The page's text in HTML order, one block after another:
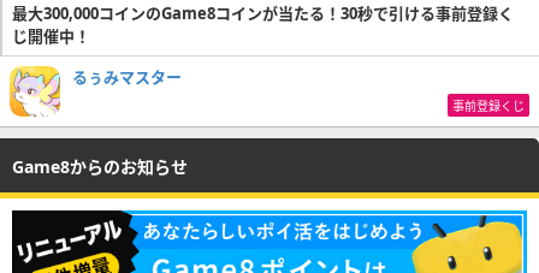
最大300,000コインのGame8コインが当たる！30秒で引ける事前登録く
じ開催中！
るぅみマスター
事前登録くじ
Game8からのお知らせ